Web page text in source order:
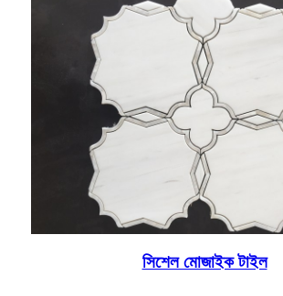
সিশেল মোজাইক টাইল